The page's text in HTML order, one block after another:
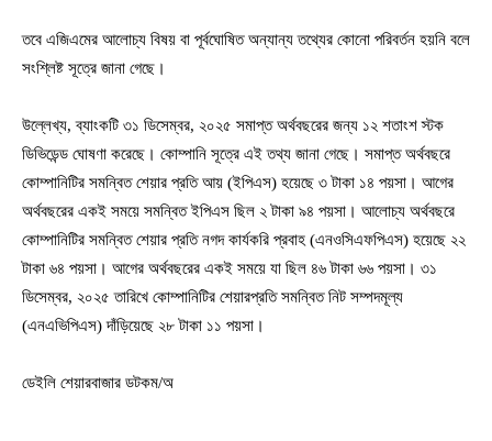
তবে এজিএমের আলোচ্য বিষয় বা পূর্বঘোষিত অন্যান্য তথ্যের কোনো পরিবর্তন হয়নি বলে
সংশ্লিষ্ট সূত্রে জানা গেছে।
উল্লেখ্য, ব্যাংকটি ৩১ ডিসেম্বর, ২০২৫ সমাপ্ত অর্থবছরের জন্য ১২ শতাংশ স্টক
ডিভিডেন্ড ঘোষণা করেছে। কোম্পানি সূত্রে এই তথ্য জানা গেছে। সমাপ্ত অর্থবছরে
কোম্পানিটির সমন্বিত শেয়ার প্রতি আয় (ইপিএস) হয়েছে ৩ টাকা ১৪ পয়সা। আগের
অর্থবছরের একই সময়ে সমন্বিত ইপিএস ছিল ২ টাকা ৯৪ পয়সা। আলোচ্য অর্থবছরে
কোম্পানিটির সমন্বিত শেয়ার প্রতি নগদ কার্যকরি প্রবাহ (এনওসিএফপিএস) হয়েছে ২২
টাকা ৬৪ পয়সা। আগের অর্থবছরের একই সময়ে যা ছিল ৪৬ টাকা ৬৬ পয়সা। ৩১
ডিসেম্বর, ২০২৫ তারিখে কোম্পানিটির শেয়ারপ্রতি সমন্বিত নিট সম্পদমূল্য
(এনএভিপিএস) দাঁড়িয়েছে ২৮ টাকা ১১ পয়সা।
ডেইলি শেয়ারবাজার ডটকম/অ